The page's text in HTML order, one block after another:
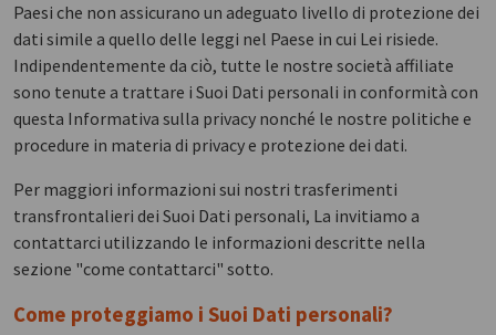
Paesi che non assicurano un adeguato livello di protezione dei
dati simile a quello delle leggi nel Paese in cui Lei risiede.
Indipendentemente da ciò, tutte le nostre società affiliate
sono tenute a trattare i Suoi Dati personali in conformità con
questa Informativa sulla privacy nonché le nostre politiche e
procedure in materia di privacy e protezione dei dati.
Per maggiori informazioni sui nostri trasferimenti
transfrontalieri dei Suoi Dati personali, La invitiamo a
contattarci utilizzando le informazioni descritte nella
sezione "come contattarci" sotto.
Come proteggiamo i Suoi Dati personali?